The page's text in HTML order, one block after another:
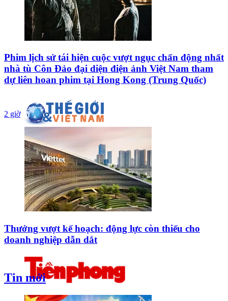
Phim lịch sử tái hiện cuộc vượt ngục chấn động nhất
nhà tù Côn Đảo đại diện điện ảnh Việt Nam tham
dự liên hoan phim tại Hong Kong (Trung Quốc)
2 giờ
Thưởng vượt kế hoạch: động lực còn thiếu cho
doanh nghiệp dẫn dắt
Tin mới